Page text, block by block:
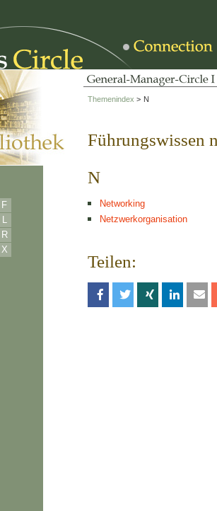
F
L
R
X
Themenindex > N
Führungswissen
N
Networking
Netzwerkorganisation
Teilen: